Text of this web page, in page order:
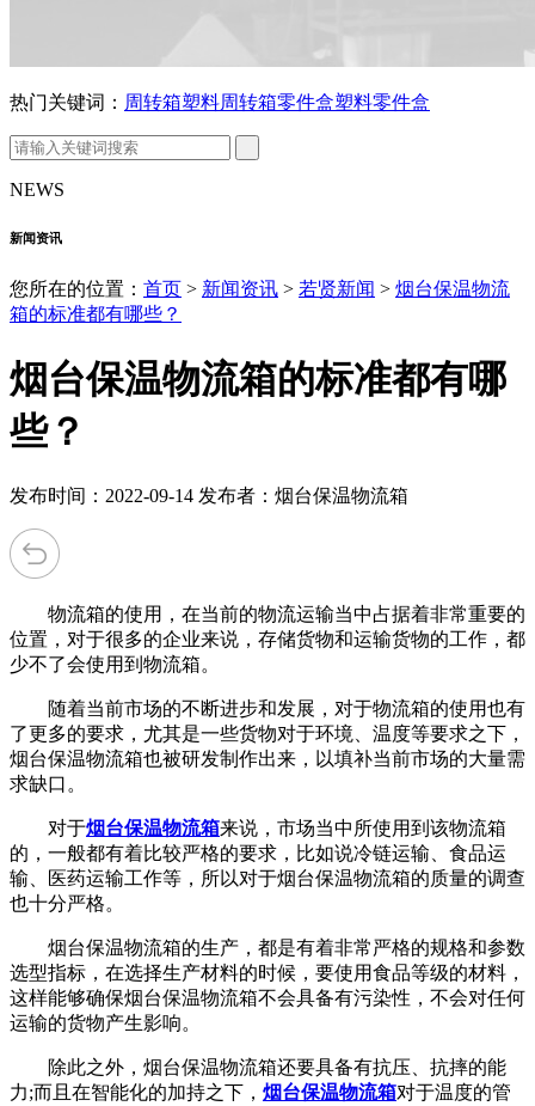
热门关键词： 周转箱塑料周转箱零件盒塑料零件盒
NEWS
新闻资讯
您所在的位置： 首页 > 新闻资讯 > 若贤新闻 > 烟台保温物流
箱的标准都有哪些？
烟台保温物流箱的标准都有哪
些？
发布时间：2022-09-14 发布者：烟台保温物流箱
物流箱的使用，在当前的物流运输当中占据着非常重要的
位置，对于很多的企业来说，存储货物和运输货物的工作，都
少不了会使用到物流箱。
随着当前市场的不断进步和发展，对于物流箱的使用也有
了更多的要求，尤其是一些货物对于环境、温度等要求之下，
烟台保温物流箱也被研发制作出来，以填补当前市场的大量需
求缺口。
对于烟台保温物流箱来说，市场当中所使用到该物流箱
的，一般都有着比较严格的要求，比如说冷链运输、食品运
输、医药运输工作等，所以对于烟台保温物流箱的质量的调查
也十分严格。
烟台保温物流箱的生产，都是有着非常严格的规格和参数
选型指标，在选择生产材料的时候，要使用食品等级的材料，
这样能够确保烟台保温物流箱不会具备有污染性，不会对任何
运输的货物产生影响。
除此之外，烟台保温物流箱还要具备有抗压、抗摔的能
力;而且在智能化的加持之下， 烟台保温物流箱对于温度的管